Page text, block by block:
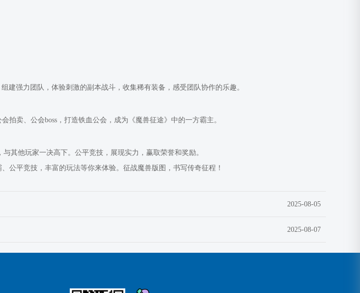
建强力团队，体验刺激的副本战斗，收集稀有装备，感受团队协作的乐趣。
卖、公会boss，打造铁血公会，成为《魔兽征途》中的一方霸主。
其他玩家一决高下。公平竞技，展现实力，赢取荣誉和奖励。
公平竞技，丰富的玩法等你来体验。征战魔兽版图，书写传奇征程！
2025-08-05
2025-08-07